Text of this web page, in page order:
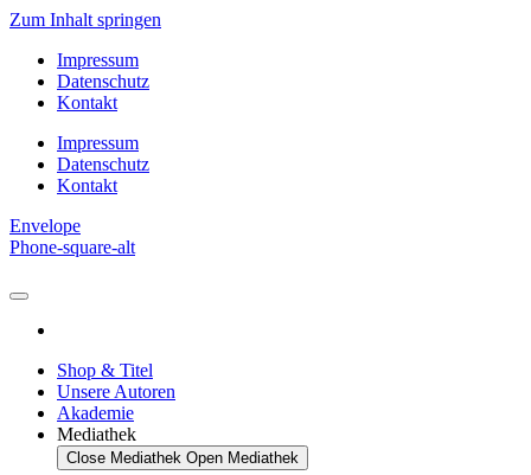
Zum Inhalt springen
Impressum
Datenschutz
Kontakt
Impressum
Datenschutz
Kontakt
Envelope
Phone-square-alt
Shop & Titel
Unsere Autoren
Akademie
Mediathek
Close Mediathek Open Mediathek